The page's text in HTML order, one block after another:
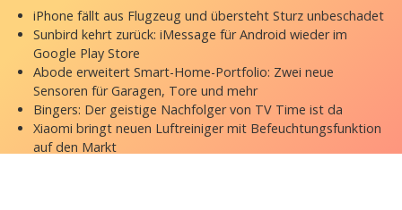
iPhone fällt aus Flugzeug und übersteht Sturz unbeschadet
Sunbird kehrt zurück: iMessage für Android wieder im
Google Play Store
Abode erweitert Smart-Home-Portfolio: Zwei neue
Sensoren für Garagen, Tore und mehr
Bingers: Der geistige Nachfolger von TV Time ist da
Xiaomi bringt neuen Luftreiniger mit Befeuchtungsfunktion
auf den Markt